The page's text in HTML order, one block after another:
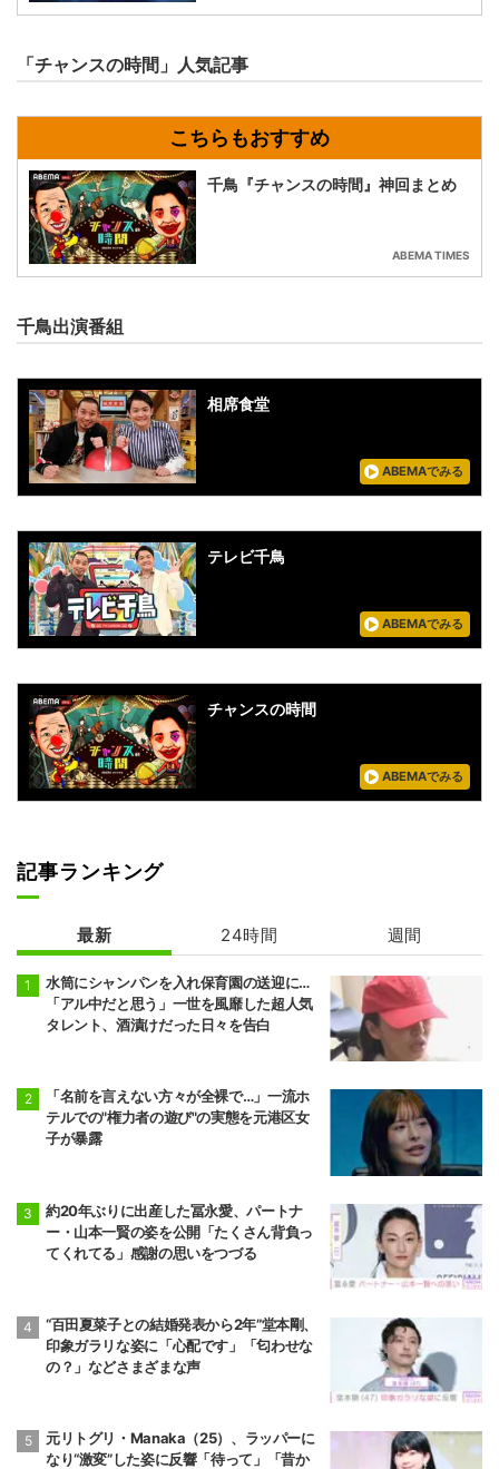
「チャンスの時間」人気記事
千鳥『チャンスの時間』神回まとめ
ABEMA TIMES
千鳥出演番組
相席食堂
ABEMAでみる
テレビ千鳥
ABEMAでみる
チャンスの時間
ABEMAでみる
記事ランキング
最新 24時間 週間
水筒にシャンパンを入れ保育園の送迎に…
「アル中だと思う」一世を風靡した超人気
タレント、酒漬けだった日々を告白
「名前を言えない方々が全裸で…」一流ホ
テルでの"権力者の遊び"の実態を元港区女
子が暴露
約20年ぶりに出産した冨永愛、パートナ
ー・山本一賢の姿を公開「たくさん背負っ
てくれてる」感謝の思いをつづる
“百田夏菜子との結婚発表から2年”堂本剛、
印象ガラリな姿に「心配です」「匂わせな
の？」などさまざまな声
元リトグリ・Manaka（25）、ラッパーに
なり“激変”した姿に反響「待って」「昔か